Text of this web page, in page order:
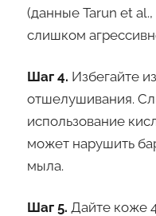
(данные Tarun et
слишком
Шаг 4. Избегайте
отшелушивания.
использование
может нарушить
мыла.
Шаг 5. Дайте коже